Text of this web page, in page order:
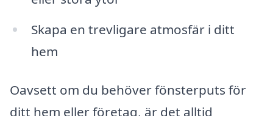
Skapa en trevligare atmosfär i ditt
hem
Oavsett om du behöver fönsterputs för
ditt hem eller företag, är det alltid